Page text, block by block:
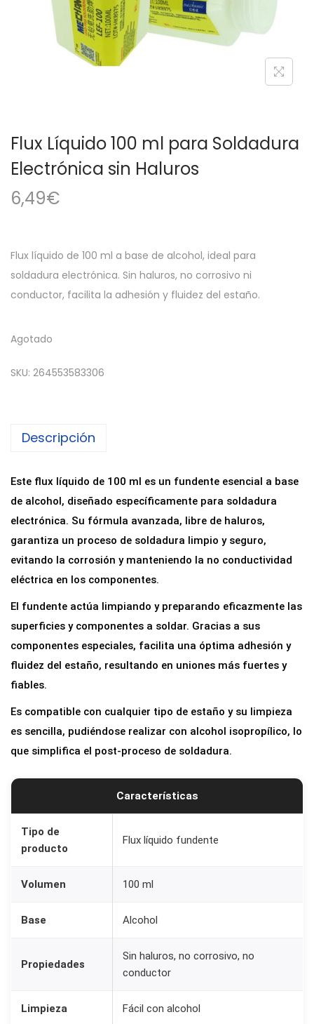
a
c
i
d
Flux Líquido 100 ml para Soldadura
Electrónica sin Haluros
6,49€
Flux líquido de 100 ml a base de alcohol, ideal para
soldadura electrónica. Sin haluros, no corrosivo ni
conductor, facilita la adhesión y fluidez del estaño.
Agotado
SKU: 264553583306
Descripción
Este flux líquido de 100 ml es un fundente esencial a base
de alcohol, diseñado específicamente para soldadura
electrónica. Su fórmula avanzada, libre de haluros,
garantiza un proceso de soldadura limpio y seguro,
evitando la corrosión y manteniendo la no conductividad
eléctrica en los componentes.
El fundente actúa limpiando y preparando eficazmente las
superficies y componentes a soldar. Gracias a sus
componentes especiales, facilita una óptima adhesión y
fluidez del estaño, resultando en uniones más fuertes y
fiables.
Es compatible con cualquier tipo de estaño y su limpieza
es sencilla, pudiéndose realizar con alcohol isopropílico, lo
que simplifica el post-proceso de soldadura.
Características
Tipo de
producto
Flux líquido fundente
Volumen 100 ml
Base Alcohol
Propiedades
Sin haluros, no corrosivo, no
conductor
Limpieza Fácil con alcohol